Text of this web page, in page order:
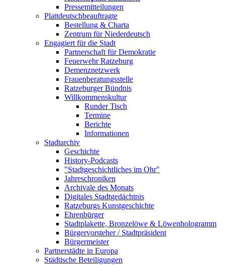
Pressemitteilungen
Plattdeutschbeauftragte
Bestellung & Charta
Zentrum für Niederdeutsch
Engagiert für die Stadt
Partnerschaft für Demokratie
Feuerwehr Ratzeburg
Demenznetzwerk
Frauenberatungsstelle
Ratzeburger Bündnis
Willkommenskultur
Runder Tisch
Termine
Berichte
Informationen
Stadtarchiv
Geschichte
History-Podcasts
"Stadtgeschichtliches im Ohr"
Jahreschroniken
Archivale des Monats
Digitales Stadtgedächtnis
Ratzeburgs Kunstgeschichte
Ehrenbürger
Stadtplakette, Bronzelöwe & Löwenhologramm
Bürgervorsteher / Stadtpräsident
Bürgermeister
Partnerstädte in Europa
Städtische Beteiligungen